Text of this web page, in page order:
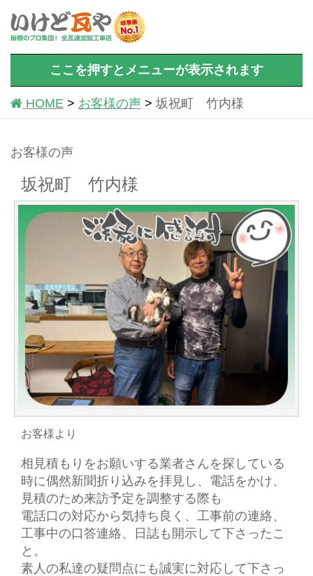
ここを押すとメニューが表示されます
HOME お客様の声 坂祝町 竹内様
お客様の声
坂祝町 竹内様
お客様より
相見積もりをお願いする業者さんを探している
時に偶然新聞折り込みを拝見し、電話をかけ、
見積のため来訪予定を調整する際も
電話口の対応から気持ち良く、工事前の連絡、
工事中の口答連絡、日誌も開示して下さったこ
と。
素人の私達の疑問点にも誠実に対応して下さっ